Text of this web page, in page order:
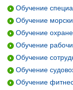
Обучение
Обучение
Обучение
Обучение
Обучение
Обучение
Обучение